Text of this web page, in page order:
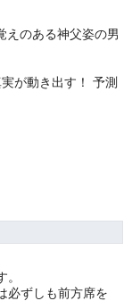
えのある神父姿の男
が動き出す！ 予測
必ずしも前方席を